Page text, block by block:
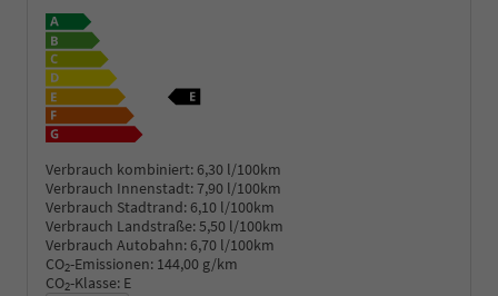
Verbrauch kombiniert: 6,30 l/100km
Verbrauch Innenstadt:7,90 l/100km
Verbrauch Stadtrand: 6,10 l/100km
Verbrauch Landstraße:5,50 l/100km
Verbrauch Autobahn: 6,70 l/100km
CO2-Emissionen: 144,00 g/km
CO2-Klasse: E